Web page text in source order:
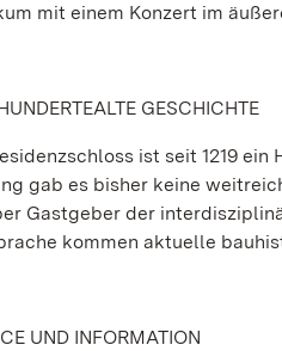
mit einem Konzert im
GESCHICHTE
ist seit 1219
gab es bisher keine
Gastgeber der
kommen aktuelle
UND INFORMATION